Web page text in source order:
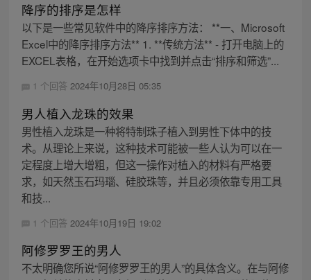
降序的排序是怎样
以下是一些常见软件中的降序排序方法： **一、Microsoft
Excel中的降序排序方法** 1. **传统方法** - 打开电脑上的
EXCEL表格，在开始选项卡中找到并点击“排序和筛选”...
1 个回答 2024年10月28日 05:35
男人植入龙珠的效果
男性植入龙珠是一种将特制珠子植入到男性下体中的技
术。从理论上来说，这种技术可能被一些人认为可以在一
定程度上增大增粗，但这一操作对植入的材料有严格要
求，如天然玉石玛瑙、硅胶珠等，并且必须依靠专用工具
和技...
1 个回答 2024年10月19日 19:02
阿修罗罗王的男人
不太明确您所说“阿修罗罗王的男人”的具体含义。在与阿修